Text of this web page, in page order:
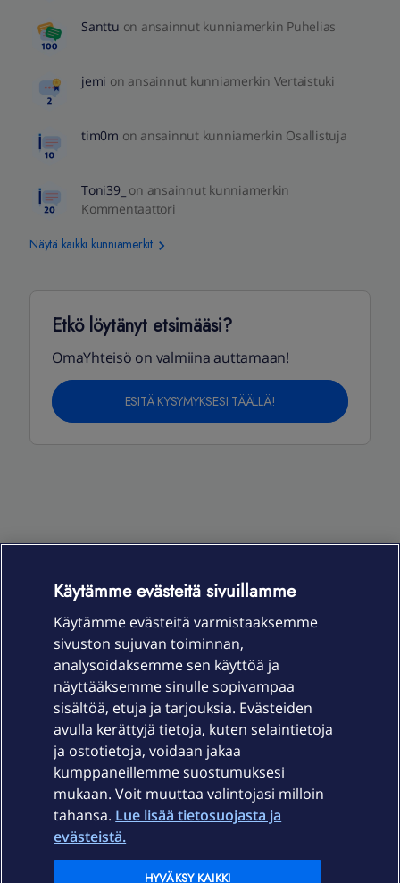
Santtu on ansainnut kunniamerkin Puhelias
jemi on ansainnut kunniamerkin Vertaistuki
tim0m on ansainnut kunniamerkin Osallistuja
Toni39_ on ansainnut kunniamerkin
Kommentaattori
Näytä kaikki kunniamerkit
Etkö löytänyt etsimääsi?
OmaYhteisö on valmiina auttamaan!
ESITÄ KYSYMYKSESI TÄÄLLÄ!
OmaYhteisö-käyttöehdot Accessibility statement
Laitteet & liittymät
Palvelut
Käytämme evästeitä sivuillamme
Käytämme evästeitä varmistaaksemme
sivuston sujuvan toiminnan,
analysoidaksemme sen käyttöä ja
näyttääksemme sinulle sopivampaa
sisältöä, etuja ja tarjouksia. Evästeiden
avulla kerättyjä tietoja, kuten selaintietoja
ja ostotietoja, voidaan jakaa
kumppaneillemme suostumuksesi
mukaan. Voit muuttaa valintojasi milloin
tahansa. Lue lisää tietosuojasta ja
evästeistä.
HYVÄKSY KAIKKI